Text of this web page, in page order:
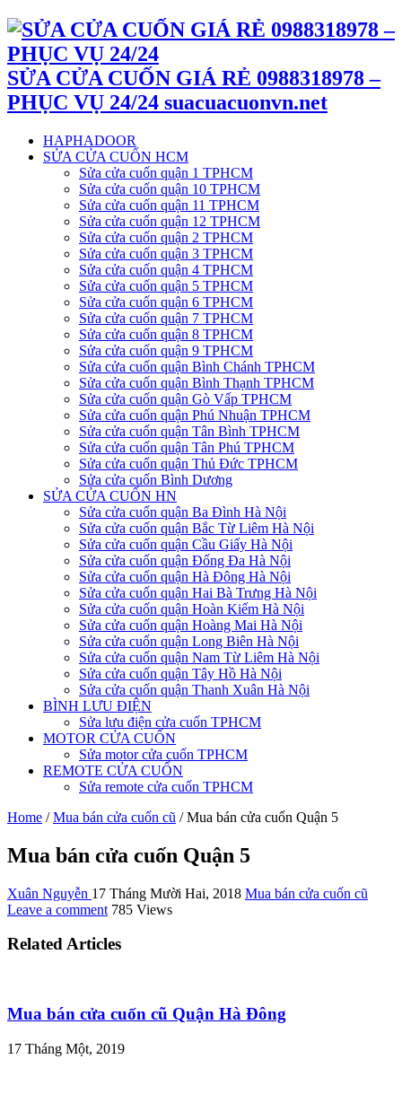
SỬA CỬA CUỐN GIÁ RẺ 0988318978 –
PHỤC VỤ 24/24 suacuacuonvn.net
HAPHADOOR
SỬA CỬA CUỐN HCM
Sửa cửa cuốn quận 1 TPHCM
Sửa cửa cuốn quận 10 TPHCM
Sửa cửa cuốn quận 11 TPHCM
Sửa cửa cuốn quận 12 TPHCM
Sửa cửa cuốn quận 2 TPHCM
Sửa cửa cuốn quận 3 TPHCM
Sửa cửa cuốn quận 4 TPHCM
Sửa cửa cuốn quận 5 TPHCM
Sửa cửa cuốn quận 6 TPHCM
Sửa cửa cuốn quận 7 TPHCM
Sửa cửa cuốn quận 8 TPHCM
Sửa cửa cuốn quận 9 TPHCM
Sửa cửa cuốn quận Bình Chánh TPHCM
Sửa cửa cuốn quận Bình Thạnh TPHCM
Sửa cửa cuốn quận Gò Vấp TPHCM
Sửa cửa cuốn quận Phú Nhuận TPHCM
Sửa cửa cuốn quận Tân Bình TPHCM
Sửa cửa cuốn quận Tân Phú TPHCM
Sửa cửa cuốn quận Thủ Đức TPHCM
Sửa cửa cuốn Bình Dương
SỬA CỬA CUỐN HN
Sửa cửa cuốn quận Ba Đình Hà Nội
Sửa cửa cuốn quận Bắc Từ Liêm Hà Nội
Sửa cửa cuốn quận Cầu Giấy Hà Nội
Sửa cửa cuốn quận Đống Đa Hà Nội
Sửa cửa cuốn quận Hà Đông Hà Nội
Sửa cửa cuốn quận Hai Bà Trưng Hà Nội
Sửa cửa cuốn quận Hoàn Kiếm Hà Nội
Sửa cửa cuốn quận Hoàng Mai Hà Nội
Sửa cửa cuốn quận Long Biên Hà Nội
Sửa cửa cuốn quận Nam Từ Liêm Hà Nội
Sửa cửa cuốn quận Tây Hồ Hà Nội
Sửa cửa cuốn quận Thanh Xuân Hà Nội
BÌNH LƯU ĐIỆN
Sửa lưu điện cửa cuốn TPHCM
MOTOR CỬA CUỐN
Sửa motor cửa cuốn TPHCM
REMOTE CỬA CUỐN
Sửa remote cửa cuốn TPHCM
Home / Mua bán cửa cuốn cũ / Mua bán cửa cuốn Quận 5
Mua bán cửa cuốn Quận 5
Xuân Nguyễn 17 Tháng Mười Hai, 2018 Mua bán cửa cuốn cũ
Leave a comment 785 Views
Related Articles
Mua bán cửa cuốn cũ Quận Hà Đông
17 Tháng Một, 2019